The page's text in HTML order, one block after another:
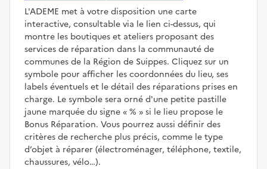
L'ADEME met à votre disposition une carte
interactive, consultable via le lien ci-dessus, qui
montre les boutiques et ateliers proposant des
services de réparation dans la communauté de
communes de la Région de Suippes. Cliquez sur un
symbole pour afficher les coordonnées du lieu, ses
labels éventuels et le détail des réparations prises en
charge. Le symbole sera orné d'une petite pastille
jaune marquée du signe
%
si le lieu propose le
Bonus Réparation. Vous pourrez aussi définir des
critères de recherche plus précis, comme le type
d’objet à réparer (électroménager, téléphone, textile,
chaussures, vélo…).